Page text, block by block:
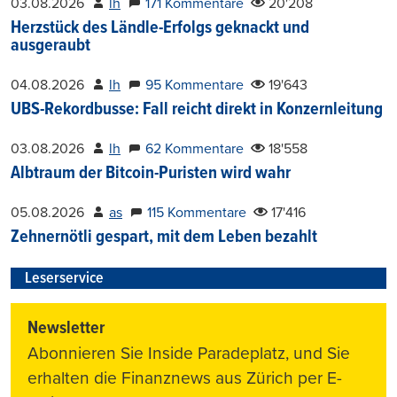
Herzstück des Ländle-Erfolgs geknackt und
ausgeraubt
04.08.2026 lh 95 Kommentare 19'643
UBS-Rekordbusse: Fall reicht direkt in Konzernleitung
03.08.2026 lh 62 Kommentare 18'558
Albtraum der Bitcoin-Puristen wird wahr
05.08.2026 as 115 Kommentare 17'416
Zehnernötli gespart, mit dem Leben bezahlt
Leserservice
Newsletter
Abonnieren Sie Inside Paradeplatz, und Sie
erhalten die Finanznews aus Zürich per E-